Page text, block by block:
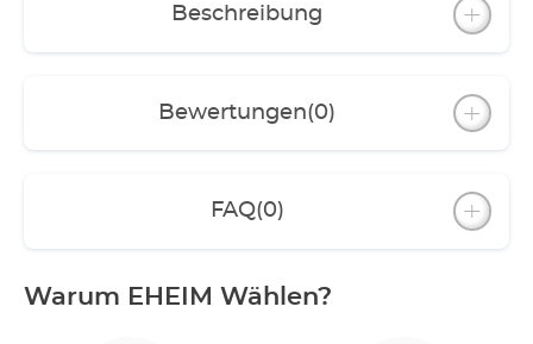
Beschreibung
Bewertungen(0)
FAQ(0)
Warum EHEIM Wählen?